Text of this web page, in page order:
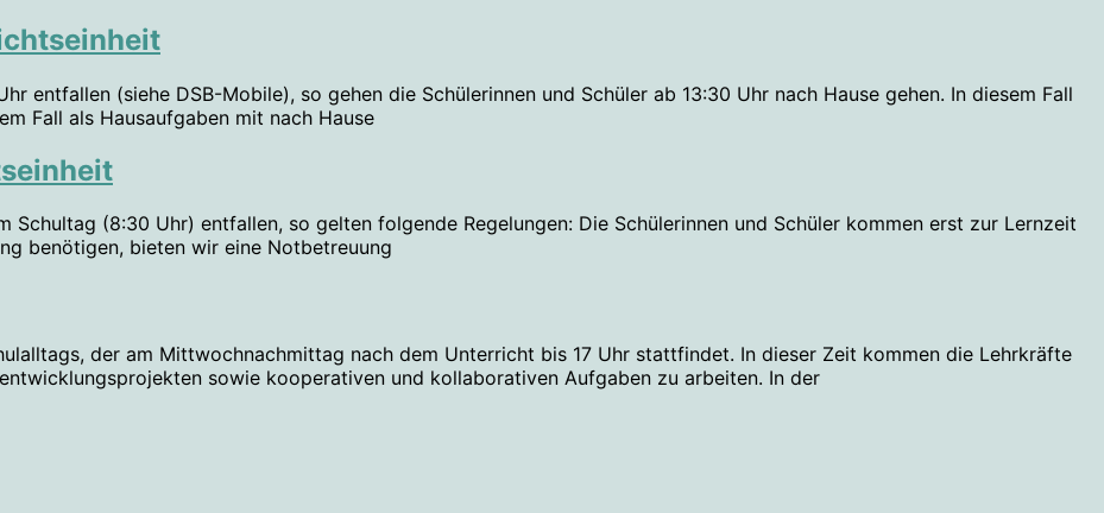
entfallen (siehe DSB-Mobile), so gehen die Schülerinnen und Schüler ab 13:30 Uhr nach Hause gehen. In diesem Fall
Fall als Hausaufgaben mit nach Hause
(8:30 Uhr) entfallen, so gelten folgende Regelungen: Die Schülerinnen und Schüler kommen erst zur Lernzeit
benötigen, bieten wir eine Notbetreuung
der am Mittwochnachmittag nach dem Unterricht bis 17 Uhr stattfindet. In dieser Zeit kommen die Lehrkräfte
sowie kooperativen und kollaborativen Aufgaben zu arbeiten. In der